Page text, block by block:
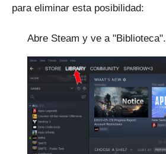
para eliminar esta posibilidad:
Abre Steam y ve a "Biblioteca".